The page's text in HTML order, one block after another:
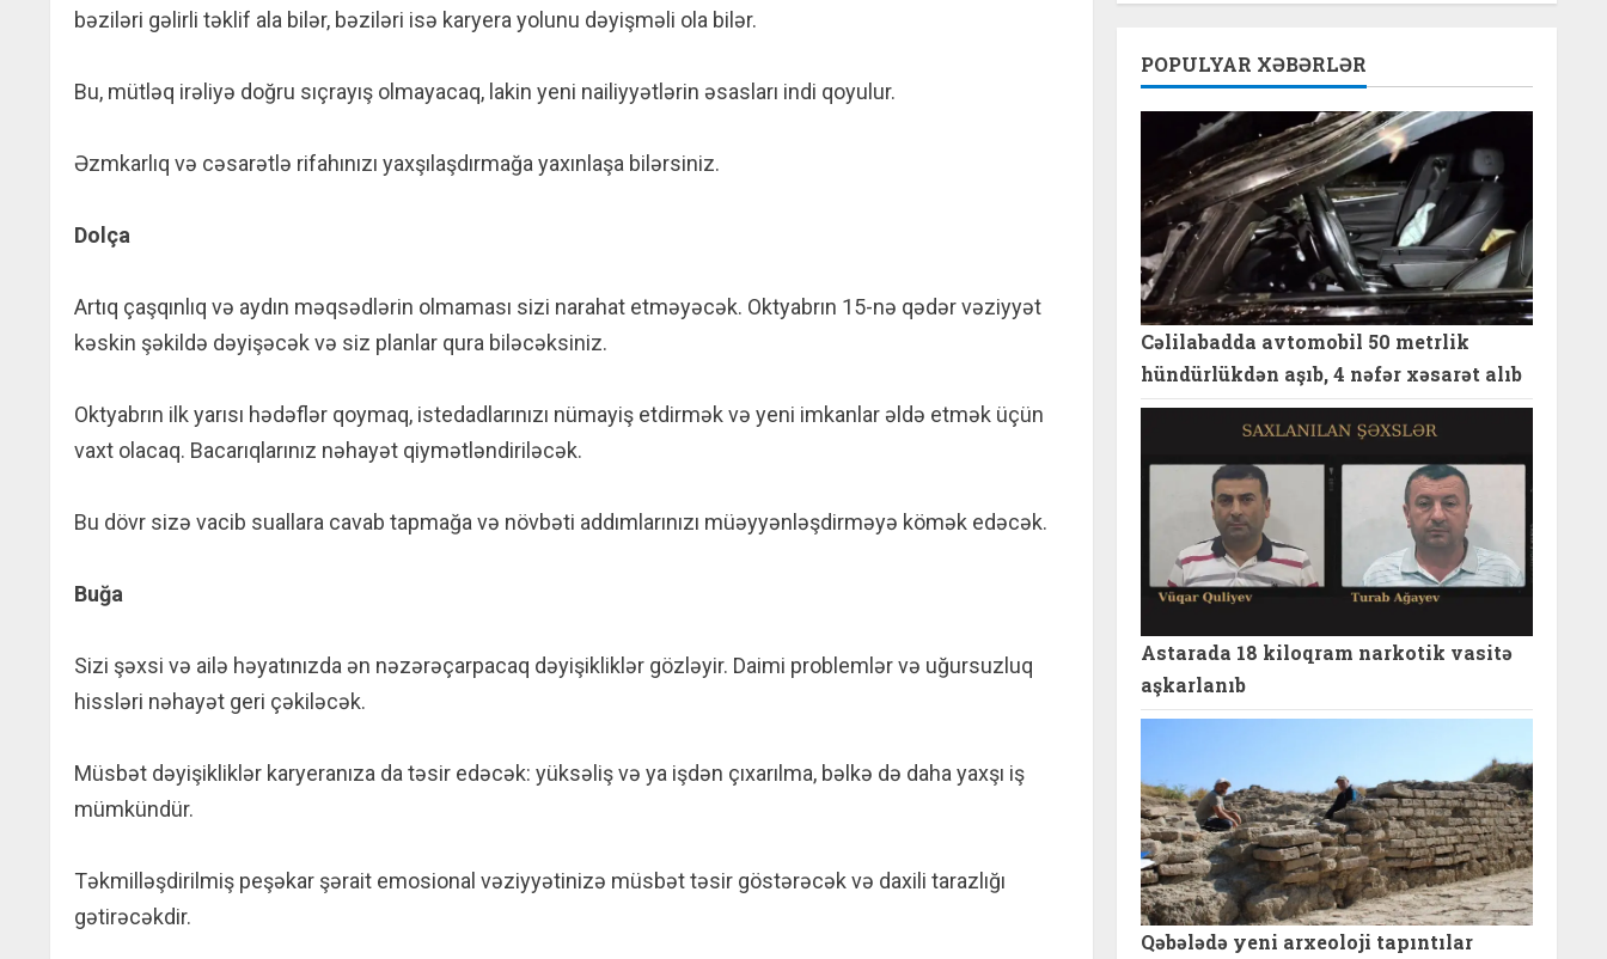
bəziləri gəlirli təklif ala bilər, bəziləri isə karyera yolunu dəyişməli ola bilər.
Bu, mütləq irəliyə doğru sıçrayış olmayacaq, lakin yeni nailiyyətlərin əsasları indi qoyulur.
Əzmkarlıq və cəsarətlə rifahınızı yaxşılaşdırmağa yaxınlaşa bilərsiniz.
Dolça
Artıq çaşqınlıq və aydın məqsədlərin olmaması sizi narahat etməyəcək. Oktyabrın 15-nə qədər vəziyyət
kəskin şəkildə dəyişəcək və siz planlar qura biləcəksiniz.
Oktyabrın ilk yarısı hədəflər qoymaq, istedadlarınızı nümayiş etdirmək və yeni imkanlar əldə etmək üçün
vaxt olacaq. Bacarıqlarınız nəhayət qiymətləndiriləcək.
Bu dövr sizə vacib suallara cavab tapmağa və növbəti addımlarınızı müəyyənləşdirməyə kömək edəcək.
Buğa
Sizi şəxsi və ailə həyatınızda ən nəzərəçarpacaq dəyişikliklər gözləyir. Daimi problemlər və uğursuzluq
hissləri nəhayət geri çəkiləcək.
Müsbət dəyişikliklər karyeranıza da təsir edəcək: yüksəliş və ya işdən çıxarılma, bəlkə də daha yaxşı iş
mümkündür.
Təkmilləşdirilmiş peşəkar şərait emosional vəziyyətinizə müsbət təsir göstərəcək və daxili tarazlığı
gətirəcəkdir.
POPULYAR XƏBƏRLƏR
Cəlilabadda avtomobil 50 metrlik
hündürlükdən aşıb, 4 nəfər xəsarət alıb
Astarada 18 kiloqram narkotik vasitə
aşkarlanıb
Qəbələdə yeni arxeoloji tapıntılar